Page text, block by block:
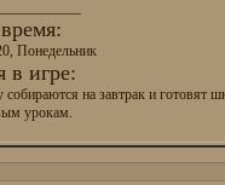
Понедельник
в игре:
на завтрак и готовят
урокам.